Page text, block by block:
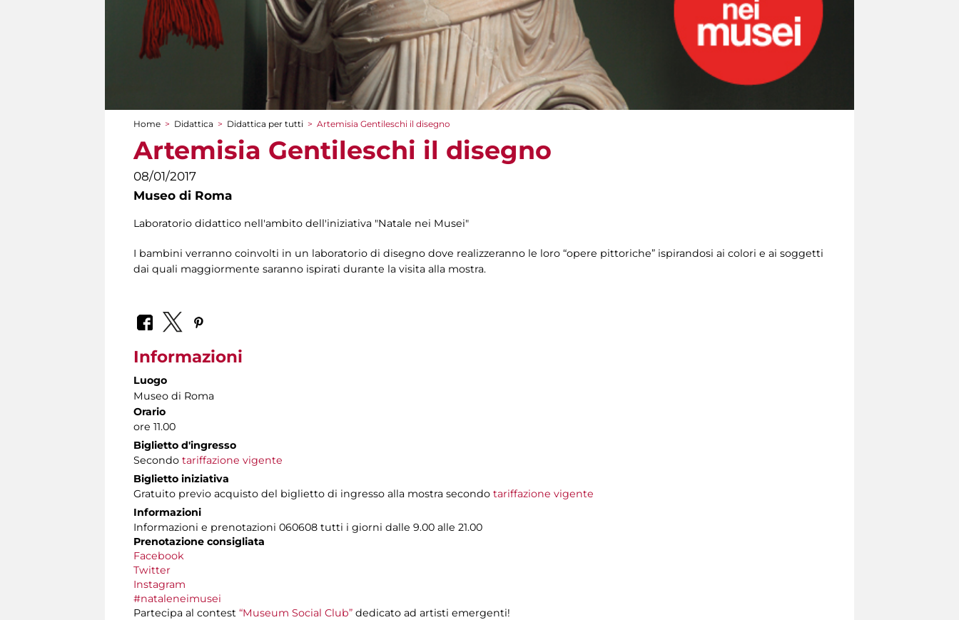
Tu sei qui
Home > Didattica > Didattica per tutti > Artemisia Gentileschi il disegno
Artemisia Gentileschi il disegno
08/01/2017
Museo di Roma
Laboratorio didattico nell'ambito dell'iniziativa "Natale nei Musei"
I bambini verranno coinvolti in un laboratorio di disegno dove realizzeranno le loro “opere pittoriche” ispirandosi ai colori e ai soggetti
dai quali maggiormente saranno ispirati durante la visita alla mostra.
Informazioni
Luogo
Museo di Roma
Orario
ore 11.00
Biglietto d'ingresso
Secondo tariffazione vigente
Biglietto iniziativa
Gratuito previo acquisto del biglietto di ingresso alla mostra secondo tariffazione vigente
Informazioni
Informazioni e prenotazioni 060608 tutti i giorni dalle 9.00 alle 21.00
Prenotazione consigliata
Facebook
Twitter
Instagram
#nataleneimusei
Partecipa al contest “Museum Social Club” dedicato ad artisti emergenti!